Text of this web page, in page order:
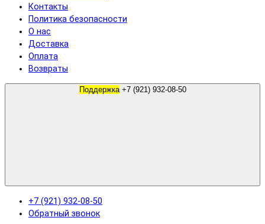
Контакты
Политика безопасности
О нас
Доставка
Оплата
Возвраты
Поддержка +7 (921) 932-08-50
+7 (921) 932-08-50
Обратный звонок